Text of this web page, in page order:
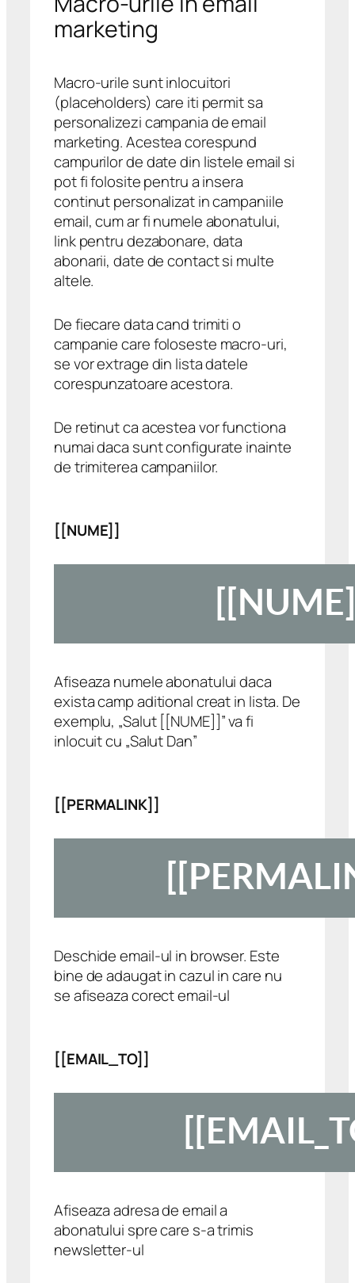
marketing
Macro-urile sunt inlocuitori
(placeholders) care iti permit sa
personalizezi campania de email
marketing. Acestea corespund
campurilor de date din listele email si
pot fi folosite pentru a insera
continut personalizat in campaniile
email, cum ar fi numele abonatului,
link pentru dezabonare, data
abonarii, date de contact si multe
altele.
De fiecare data cand trimiti o
campanie care foloseste macro-uri,
se vor extrage din lista datele
corespunzatoare acestora.
De retinut ca acestea vor functiona
numai daca sunt configurate inainte
de trimiterea campaniilor.
[[NUME]]
Afiseaza numele abonatului daca
exista camp aditional creat in lista. De
exemplu, „Salut [[NUME]]” va fi
inlocuit cu „Salut Dan”
[[PERMALINK]]
Deschide email-ul in browser. Este
bine de adaugat in cazul in care nu
se afiseaza corect email-ul
[[EMAIL_TO]]
Afiseaza adresa de email a
abonatului spre care s-a trimis
newsletter-ul